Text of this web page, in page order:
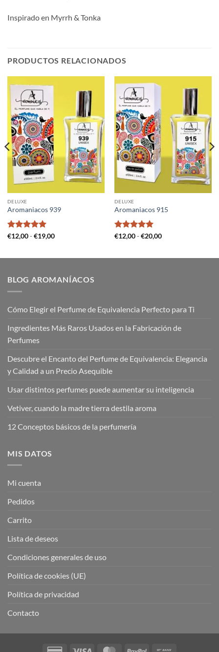
Inspirado en Myrrh & Tonka
PRODUCTOS RELACIONADOS
DELUXE
Aromaniacos 939
Valorado
€12,00 - €19,00Rango
€12,00
DELUXE
Aromaniacos 915
Valorado
€12,00 - €20,00Rango
€12,00
BLOG AROMANÍACOS
Cómo Elegir el Perfume de Equivalencia Perfecto para Ti
Ingredientes Más Raros Usados en la Fabricación de
Perfumes
Descubre el Encanto del Perfume de Equivalencia: Elegancia
y Calidad a un Precio Asequible
Usar distintos perfumes puede aumentar su inteligencia
Vetiver, cuando la madre tierra destila aroma
12 Conceptos básicos de la perfumería
MIS DATOS
Mi cuenta
Pedidos
Carrito
Lista de deseos
Condiciones generales de uso
Política de cookies (UE)
Política de privacidad
Contacto
Credit Visa MasterCardPayPal